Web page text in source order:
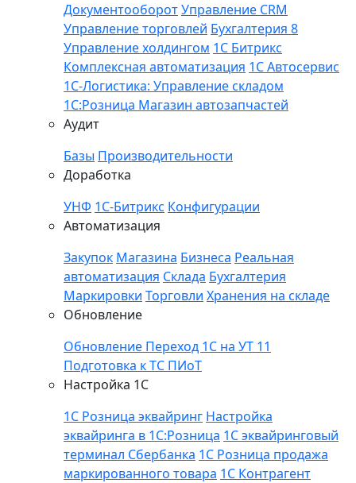
ДокументооборотУправление CRM
Управление торговлей Бухгалтерия 8
Управление холдингом 1С Битрикс
Комплексная автоматизация 1С Автосервис
1С-Логистика: Управление складом
1С:Розница Магазин автозапчастей
Аудит
Базы Производительности
Доработка
УНФ 1С-Битрикс Конфигурации
Автоматизация
Закупок Магазина Бизнеса Реальная
автоматизация Склада Бухгалтерия
Маркировки Торговли Хранения на складе
Обновление
Обновление Переход 1С на УТ 11
Подготовка к ТС ПИоТ
Настройка 1С
1С Розница эквайринг Настройка
эквайринга в 1С:Розница 1С эквайринговый
терминал Сбербанка 1С Розница продажа
маркированного товара 1С Контрагент